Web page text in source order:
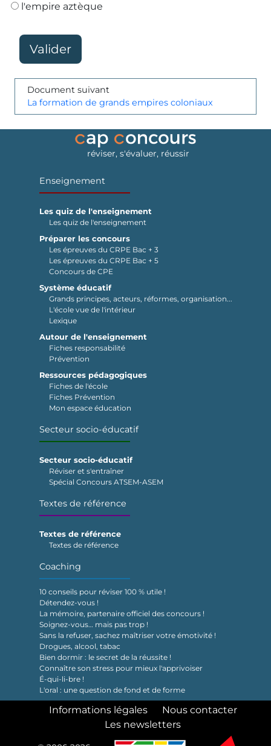
l'empire aztèque
Document suivant
La formation de grands empires coloniaux
réviser, s'évaluer, réussir
Enseignement
Les quiz de l'enseignement
Les quiz de l'enseignement
Préparer les concours
Les épreuves du CRPE Bac + 3
Les épreuves du CRPE Bac + 5
Concours de CPE
Système éducatif
Grands principes, acteurs, réformes, organisation...
L'école vue de l'intérieur
Lexique
Autour de l'enseignement
Fiches responsabilité
Prévention
Ressources pédagogiques
Fiches de l'école
Fiches Prévention
Mon espace éducation
Secteur socio-éducatif
Secteur socio-éducatif
Réviser et s'entraîner
Spécial Concours ATSEM-ASEM
Textes de référence
Textes de référence
Textes de référence
Coaching
10 conseils pour réviser 100 % utile !
Détendez-vous !
La mémoire, partenaire officiel des concours !
Soignez-vous… mais pas trop !
Sans la refuser, sachez maîtriser votre émotivité !
Drogues, alcool, tabac
Bien dormir : le secret de la réussite !
Connaître son stress pour mieux l'apprivoiser
É-qui-li-bre !
L'oral : une question de fond et de forme
Informations légales
Nous contacter
Les newsletters